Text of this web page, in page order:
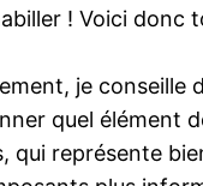
! Voici
je conseille
quel élément
qui représente